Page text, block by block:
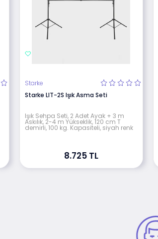
Starke
Starke LIT-2S Işık Asma Seti
Işık Sehpa Seti, 2 Adet Ayak + 3 m
Askılık, 2-4 m Yükseklik, 120 cm T
demirli, 100 kg. Kapasiteli, siyah renk
8.725 TL